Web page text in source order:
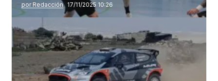
por Redacción 17/11/2025 10:26